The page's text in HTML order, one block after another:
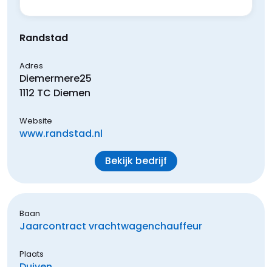
Randstad
Adres
Diemermere25
1112 TC Diemen
Website
www.randstad.nl
Bekijk bedrijf
Baan
Jaarcontract vrachtwagenchauffeur
Plaats